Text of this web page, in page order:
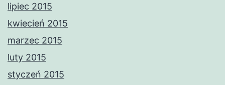
lipiec 2015
kwiecień 2015
marzec 2015
luty 2015
styczeń 2015